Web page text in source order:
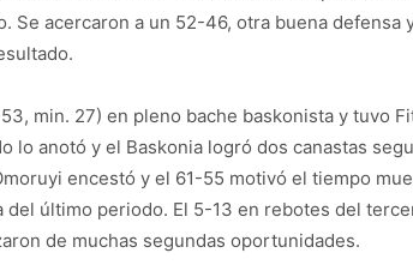
Se acercaron a un 52-46, otra buena defensa
min. 27) en pleno bache baskonista y tuvo
lo anotó y el Baskonia logró dos canastas
encestó y el 61-55 motivó el tiempo
del último periodo. El 5-13 en rebotes del
de muchas segundas oportunidades.